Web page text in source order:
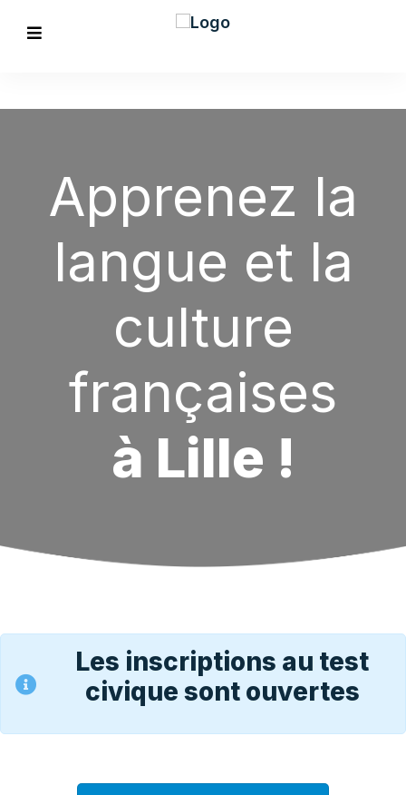
Apprenez la
langue et la
culture
françaises
à Lille !
Les inscriptions au test
civique sont ouvertes